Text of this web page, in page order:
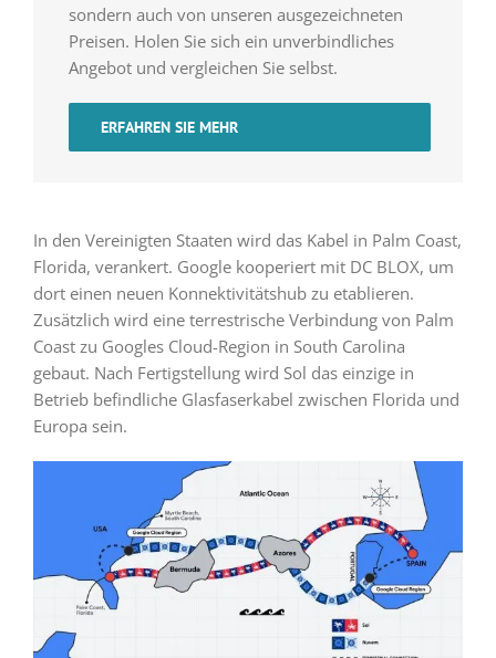
sondern auch von unseren ausgezeichneten
Preisen. Holen Sie sich ein unverbindliches
Angebot und vergleichen Sie selbst.
ERFAHREN SIE MEHR
In den Vereinigten Staaten wird das Kabel in Palm Coast,
Florida, verankert. Google kooperiert mit DC BLOX, um
dort einen neuen Konnektivitätshub zu etablieren.
Zusätzlich wird eine terrestrische Verbindung von Palm
Coast zu Googles Cloud-Region in South Carolina
gebaut. Nach Fertigstellung wird Sol das einzige in
Betrieb befindliche Glasfaserkabel zwischen Florida und
Europa sein.